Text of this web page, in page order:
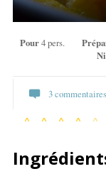
Pour4 pers.
3 commentaires